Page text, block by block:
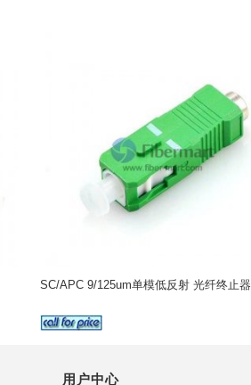
SC/APC 9/125um单模低反射 光纤终止器
用户中心